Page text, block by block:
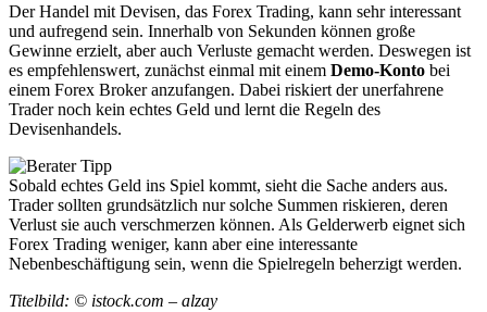
Der Handel mit Devisen, das Forex Trading, kann sehr interessant
und aufregend sein. Innerhalb von Sekunden können große
Gewinne erzielt, aber auch Verluste gemacht werden. Deswegen ist
es empfehlenswert, zunächst einmal mit einem Demo-Konto bei
einem Forex Broker anzufangen. Dabei riskiert der unerfahrene
Trader noch kein echtes Geld und lernt die Regeln des
Devisenhandels.
Sobald echtes Geld ins Spiel kommt, sieht die Sache anders aus.
Trader sollten grundsätzlich nur solche Summen riskieren, deren
Verlust sie auch verschmerzen können. Als Gelderwerb eignet sich
Forex Trading weniger, kann aber eine interessante
Nebenbeschäftigung sein, wenn die Spielregeln beherzigt werden.
Titelbild: © istock.com – alzay